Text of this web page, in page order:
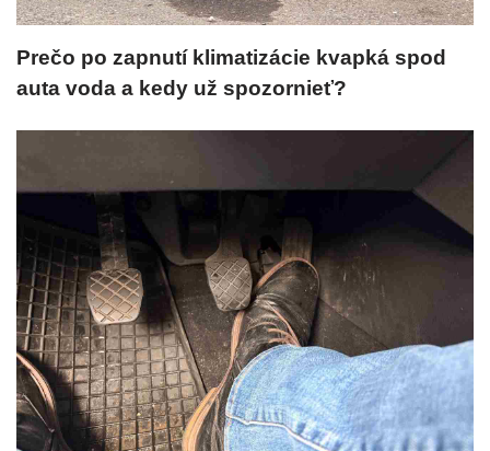
Prečo po zapnutí klimatizácie kvapká spod
auta voda a kedy už spozornieť?